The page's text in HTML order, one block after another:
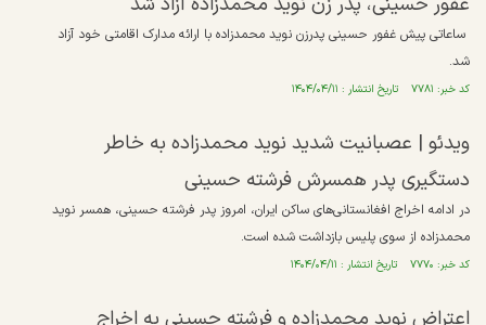
ساعاتی پیش غفور حسینی پدرزن نوید محمدزاده با ارائه مدارک اقامتی خود آزاد
شد.
کد خبر: ۷۷۸۱ تاریخ انتشار : ۱۴۰۴/۰۴/۱۱
ویدئو | عصبانیت شدید نوید محمدزاده به خاطر
دستگیری پدر همسرش فرشته حسینی
در ادامه اخراج افغانستانی‌های ساکن ایران، امروز پدر فرشته حسینی، همسر نوید
محمدزاده از سوی پلیس بازداشت شده است.
کد خبر: ۷۷۷۰ تاریخ انتشار : ۱۴۰۴/۰۴/۱۱
اعتراض نوید محمدزاده و فرشته حسینی به اخراج